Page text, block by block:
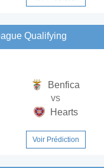
Qualifying
Benfica
vs
Hearts
Voir Prédiction